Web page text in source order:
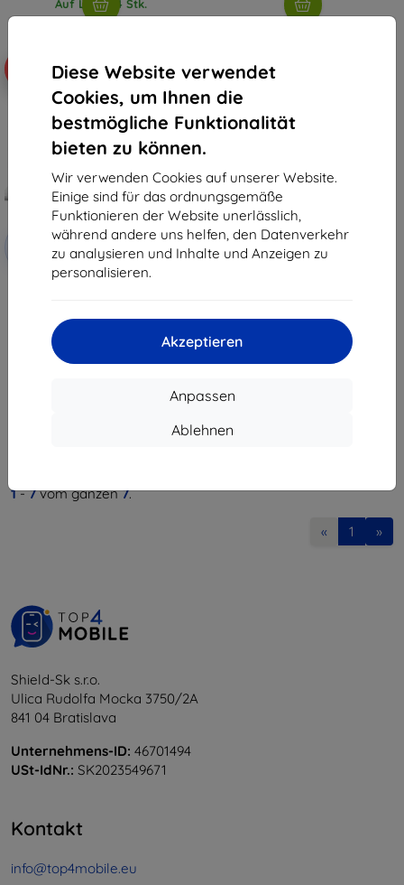
Diese Website verwendet
Cookies, um Ihnen die
bestmögliche Funktionalität
bieten zu können.
Wir verwenden Cookies auf unserer Website.
Einige sind für das ordnungsgemäße
Funktionieren der Website unerlässlich,
während andere uns helfen, den Datenverkehr
zu analysieren und Inhalte und Anzeigen zu
personalisieren.
Akzeptieren
Anpassen
Ablehnen
Auf Lager 4 Stk.
Rabatt
Gutschein
EXTRA10
€ 26,90
Auf Lager 2 Stk.
1-7vom ganzen7.
« 1 »
Shield-Sk s.r.o.
Ulica Rudolfa Mocka 3750/2A
841 04 Bratislava
Unternehmens-ID: 46701494
USt-IdNr.: SK2023549671
Kontakt
info@top4mobile.eu